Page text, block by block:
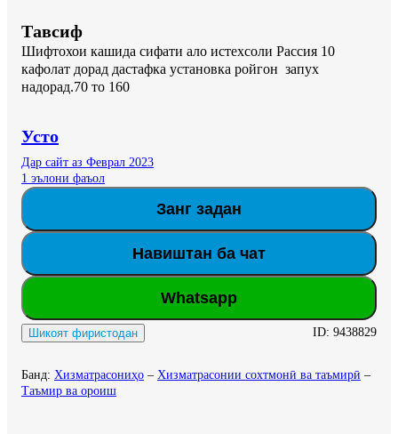
Тавсиф
Шифтохои кашида сифати ало истехсоли Рассия 10
кафолат дорад дастафка установка ройгон  запух
надорад.70 то 160
Усто
Дар сайт аз Феврал 2023
1 эълони фаъол
Занг задан
Навиштан ба чат
Whatsapp
Шикоят фиристодан ID: 9438829
Банд: Хизматрасониҳо – Хизматрасонии сохтмонӣ ва таъмирӣ –
Таъмир ва ороиш